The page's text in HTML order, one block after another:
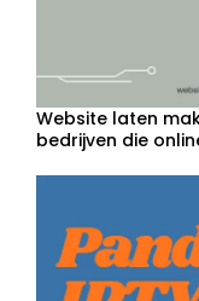
Website laten
bedrijven die